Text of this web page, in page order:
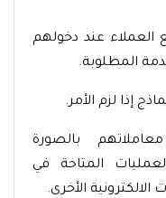
العملاء عند دخولهم
المطلوبة.
إذا لزم الأمر.
بالصورة
المتاحة في
الأخرى.